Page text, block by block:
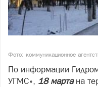
Фото: коммуникационное
По информации
УГМС», 18 мартана